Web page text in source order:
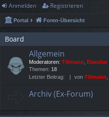
ch
ne
llz
rif
f
or
en
Anmelden Registrieren
Portal Foren-Übersicht
Board
Allgemein
Moderatoren: Tillmann Elandiar
Themen: 18
Letzter Beitrag:
von Tillmann
Archiv (Ex-Forum)